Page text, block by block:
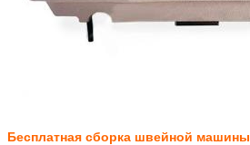
Бесплатная сборка швейной машины